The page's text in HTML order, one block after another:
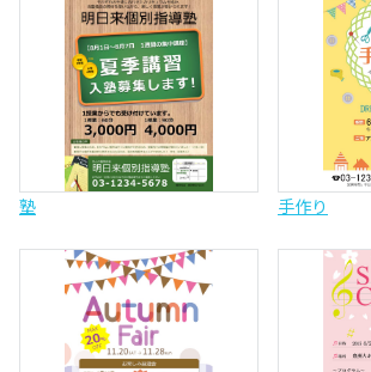
塾 手作り